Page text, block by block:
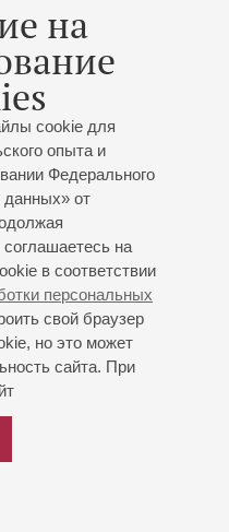
на
cookie для
опыта и
Федерального
от
на
в соответствии
персональных
свой браузер
но это может
сайта. При
2007 года приглашен в
комедии.
«Bella Voce» (1
конкурса
В. Курочкина (1
конкурса
(1 премия). В июне
Вторую премию и Приз
Европейском конкурсе
в г. Познань (Польша).